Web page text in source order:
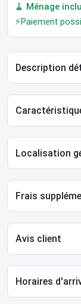
🧹 Ménage
⚡Paiement
Description
Localisation
Frais
Avis client
Horaires